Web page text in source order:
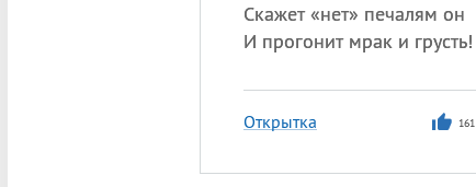
Скажет «нет» печалям он
И прогонит мрак и грусть!
Открытка 161